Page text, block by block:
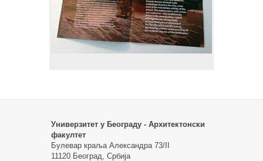
Универзитет у Београду - Архитектонски
факултет
Булевар краља Александра 73/II
11120 Београд, Србија